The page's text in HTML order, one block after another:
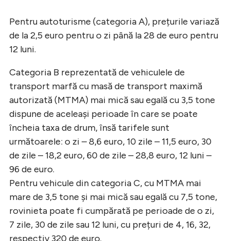
Pentru autoturisme (categoria A), prețurile variază
de la 2,5 euro pentru o zi până la 28 de euro pentru
12 luni.
Categoria B reprezentată de vehiculele de
transport marfă cu masă de transport maximă
autorizată (MTMA) mai mică sau egală cu 3,5 tone
dispune de aceleași perioade în care se poate
încheia taxa de drum, însă tarifele sunt
următoarele: o zi – 8,6 euro, 10 zile – 11,5 euro, 30
de zile – 18,2 euro, 60 de zile – 28,8 euro, 12 luni –
96 de euro.
Pentru vehicule din categoria C, cu MTMA mai
mare de 3,5 tone și mai mică sau egală cu 7,5 tone,
rovinieta poate fi cumpărată pe perioade de o zi,
7 zile, 30 de zile sau 12 luni, cu prețuri de 4, 16, 32,
respectiv 320 de euro.